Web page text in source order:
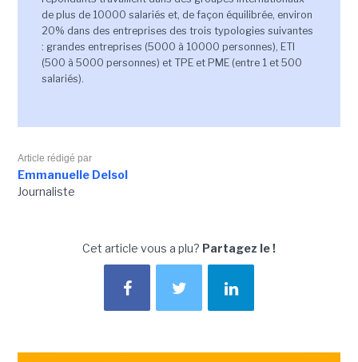
de plus de 10000 salariés et, de façon équilibrée, environ
20% dans des entreprises des trois typologies suivantes
: grandes entreprises (5000 à 10000 personnes), ETI
(500 à 5000 personnes) et TPE et PME (entre 1 et 500
salariés).
Article rédigé par
Emmanuelle Delsol
Journaliste
Cet article vous a plu? Partagez le !